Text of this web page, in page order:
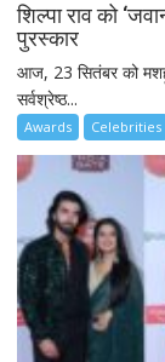
शिल्पा राव को
पुरस्कार
आज, 23 सितंबर को
सर्वश्रेष्ठ...
Awards Celebrities